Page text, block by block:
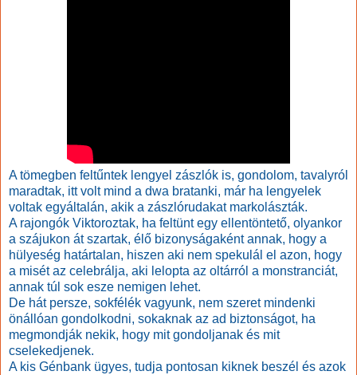
A tömegben feltűntek lengyel zászlók is, gondolom, tavalyról
maradtak, itt volt mind a dwa bratanki, már ha lengyelek
voltak egyáltalán, akik a zászlórudakat markolászták.
A rajongók Viktoroztak, ha feltünt egy ellentöntető, olyankor
a szájukon át szartak, élő bizonyságaként annak, hogy a
hülyeség határtalan, hiszen aki nem spekulál el azon, hogy
a misét az celebrálja, aki lelopta az oltárról a monstranciát,
annak túl sok esze nemigen lehet.
De hát persze, sokfélék vagyunk, nem szeret mindenki
önállóan gondolkodni, sokaknak az ad biztonságot, ha
megmondják nekik, hogy mit gondoljanak és mit
cselekedjenek.
A kis Génbank ügyes, tudja pontosan kiknek beszél és azok